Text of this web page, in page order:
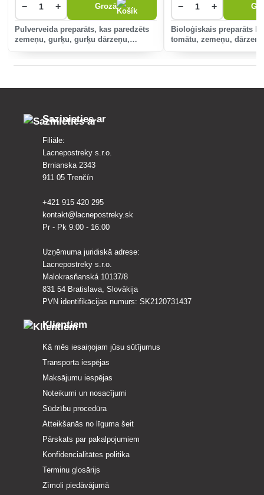
− + Grozā
Pulverveida preparāts, kas paredzēts
zemeņu, gurķu, gurķu dārzeņu,
− +
Bioloģiskais preparāts
tomātu, zemeņu,
Sazinieties ar
Filiāle:
Lacnepostreky s.r.o.
Brnianska 2343
911 05 Trenčín
+421 915 420 295
kontakt@lacnepostreky.sk
Pr - Pk 9:00 - 16:00
Uzņēmuma juridiskā adrese:
Lacnepostreky s.r.o.
Malokrasňanská 10137/8
831 54 Bratislava, Slovākija
PVN identifikācijas numurs: SK2120731437
Klientiem
Kā mēs iesaiņojam jūsu sūtījumus
Transporta iespējas
Maksājumu iespējas
Noteikumi un nosacījumi
Sūdzību procedūra
Atteikšanās no līguma šeit
Pārskats par pakalpojumiem
Konfidencialitātes politika
Terminu glosārijs
Zīmoli piedāvājumā